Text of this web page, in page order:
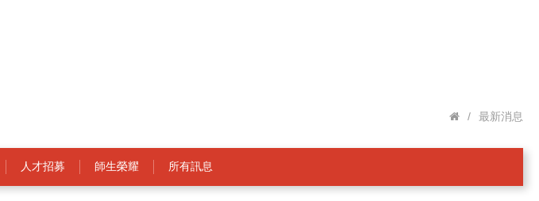
/ 最新消息
人才招募 師生榮耀 所有訊息